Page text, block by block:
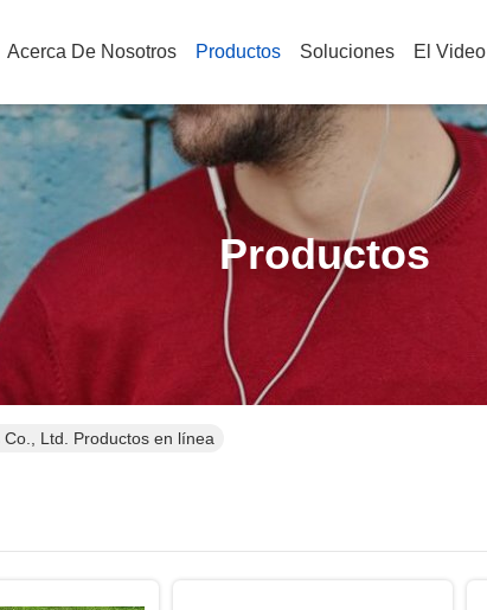
Acerca De Nosotros Productos Soluciones El Video
Productos
Ltd. Productos en línea